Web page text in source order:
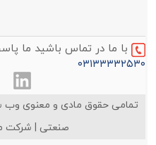
با ما در تماس باشید ما
۰۳۱۳۳۳۳۲۵۳۰
تمامی حقوق مادی و معنوی وب
صنعتی | شرکت